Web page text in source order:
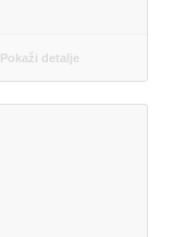
Pokaži detalje